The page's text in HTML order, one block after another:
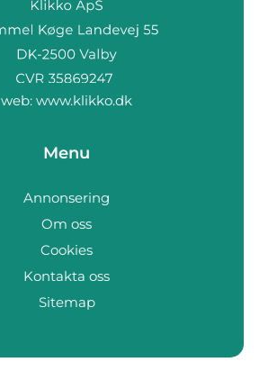
web: www.klikko.dk
Menu
Annonsering
Om oss
Cookies
Kontakta oss
Sitemap